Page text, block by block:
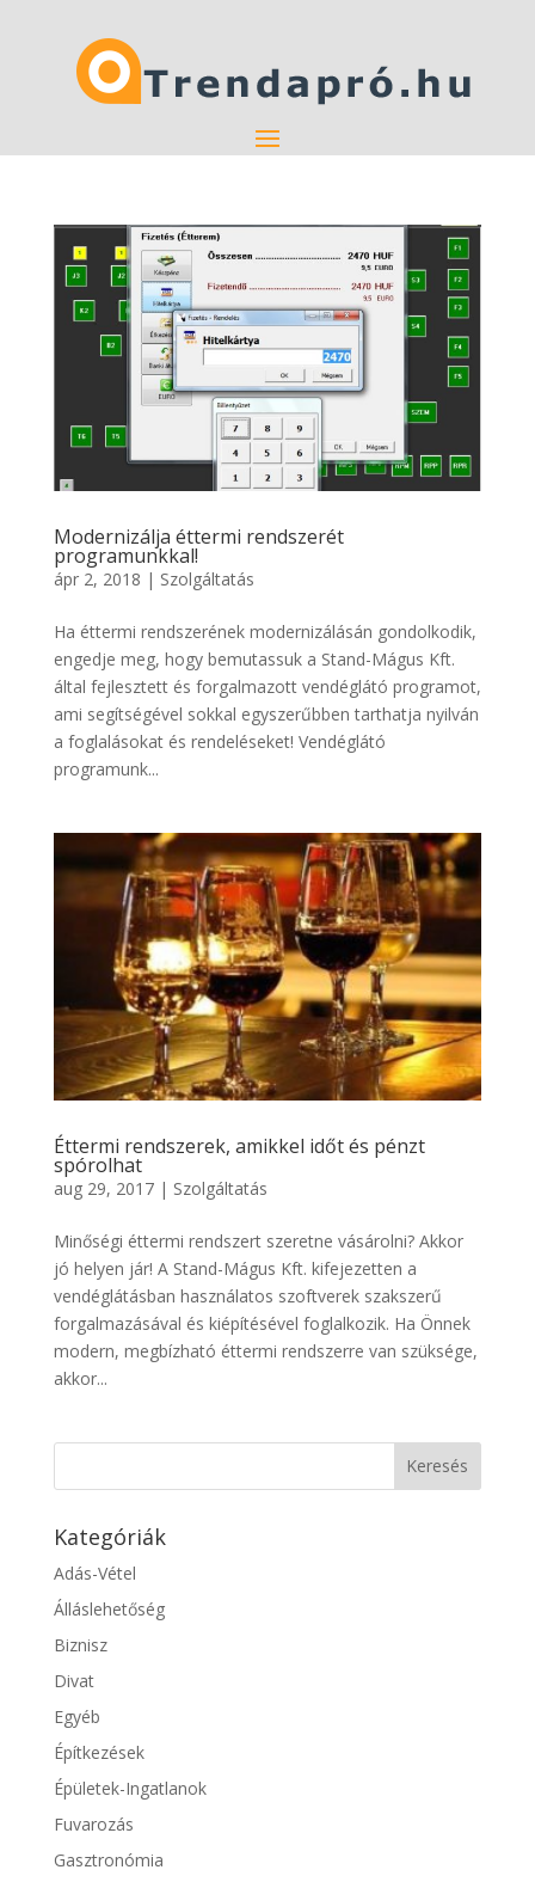
Modernizálja éttermi rendszerét
programunkkal!
ápr 2, 2018 | Szolgáltatás
Ha éttermi rendszerének modernizálásán gondolkodik,
engedje meg, hogy bemutassuk a Stand-Mágus Kft.
által fejlesztett és forgalmazott vendéglátó programot,
ami segítségével sokkal egyszerűbben tarthatja nyilván
a foglalásokat és rendeléseket! Vendéglátó
programunk...
Éttermi rendszerek, amikkel időt és pénzt
spórolhat
aug 29, 2017| Szolgáltatás
Minőségi éttermi rendszert szeretne vásárolni? Akkor
jó helyen jár! A Stand-Mágus Kft. kifejezetten a
vendéglátásban használatos szoftverek szakszerű
forgalmazásával és kiépítésével foglalkozik. Ha Önnek
modern, megbízható éttermi rendszerre van szüksége,
akkor...
Kategóriák
Adás-Vétel
Álláslehetőség
Biznisz
Divat
Egyéb
Építkezések
Épületek-Ingatlanok
Fuvarozás
Gasztronómia